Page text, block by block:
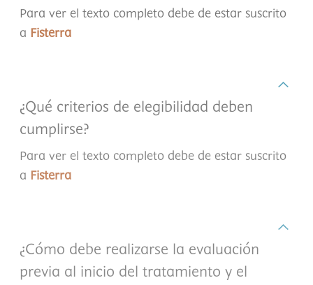
Para ver el texto completo debe de estar suscrito
a Fisterra
¿Qué criterios de elegibilidad deben
cumplirse?
Para ver el texto completo debe de estar suscrito
a Fisterra
¿Cómo debe realizarse la evaluación
previa al inicio del tratamiento y el